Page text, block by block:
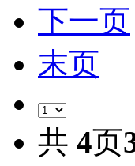
下一页
末页
共 4页